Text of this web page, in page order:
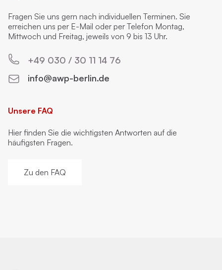
Fragen Sie uns gern nach individuellen Terminen. Sie
erreichen uns per E-Mail oder per Telefon Montag,
Mittwoch und Freitag, jeweils von 9 bis 13 Uhr.
+49 030 / 30 11 14 76
info@awp-berlin.de
Unsere FAQ
Hier finden Sie die wichtigsten Antworten auf die
häufigsten Fragen.
Zu den FAQ